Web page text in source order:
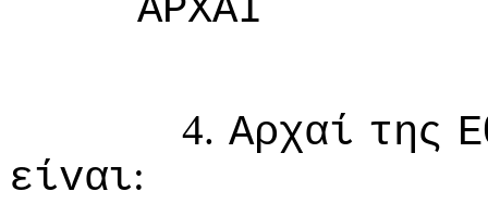
ΑΡΧΑI
4.Αρχαί της
είvαι: